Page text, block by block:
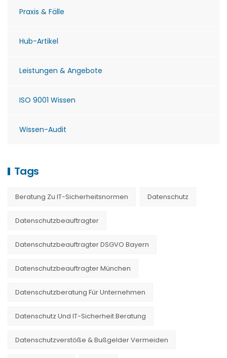
Praxis & Fälle
Hub-Artikel
Leistungen & Angebote
ISO 9001 Wissen
Wissen-Audit
Tags
Beratung Zu IT-Sicherheitsnormen Datenschutz
Datenschutzbeauftragter
Datenschutzbeauftragter DSGVO Bayern
Datenschutzbeauftragter München
Datenschutzberatung Für Unternehmen
Datenschutz Und IT-Sicherheit Beratung
Datenschutzverstöße & Bußgelder Vermeiden